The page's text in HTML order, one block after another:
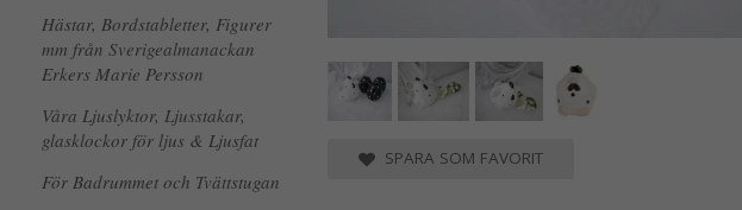
Hästar, Bordstabletter, Figurer
mm från Sverigealmanackan
Erkers Marie Persson
Våra Ljuslyktor, Ljusstakar,
glasklockor för ljus & Ljusfat
För Badrummet och Tvättstugan
SPARA SOM FAVORIT